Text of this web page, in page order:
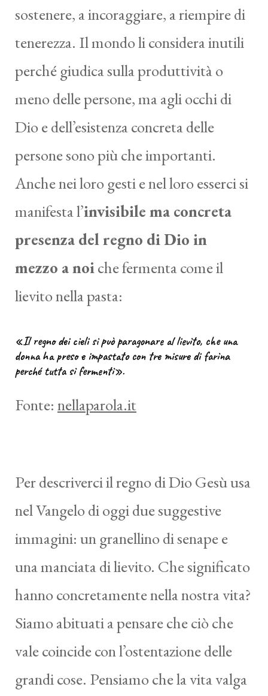
sostenere, a incoraggiare, a riempire di
tenerezza. Il mondo li considera inutili
perché giudica sulla produttività o
meno delle persone, ma agli occhi di
Dio e dell’esistenza concreta delle
persone sono più che importanti.
Anche nei loro gesti e nel loro esserci si
manifesta l’invisibile ma concreta
presenza del regno di Dio in
mezzo a noiche fermenta come il
lievito nella pasta:
«Il regno dei cieli si può paragonare al lievito, che una
donna ha preso e impastato con tre misure di farina
perché tutta si fermenti».
Fonte: nellaparola.it
Per descriverci il regno di Dio Gesù usa
nel Vangelo di oggi due suggestive
immagini: un granellino di senape e
una manciata di lievito. Che significato
hanno concretamente nella nostra vita?
Siamo abituati a pensare che ciò che
vale coincide con l’ostentazione delle
grandi cose. Pensiamo che la vita valga